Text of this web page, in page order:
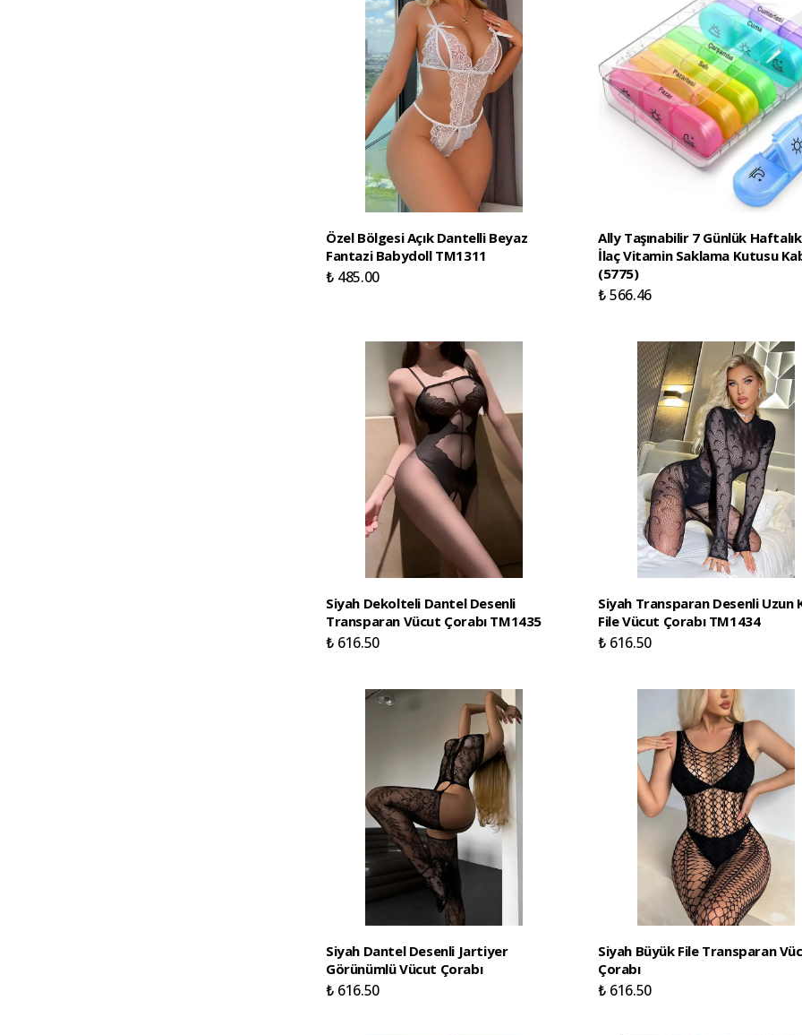
Özel Bölgesi Açık Dantelli Beyaz
Fantazi Babydoll TM1311
₺ 485.00
Ally Taşınabilir 7 Günlük
İlaç Vitamin Saklama Kutusu
(5775)
₺ 566.46
Siyah Dekolteli Dantel Desenli
Transparan Vücut Çorabı TM1435
₺ 616.50
Siyah Transparan Desenli Uzun
File Vücut Çorabı TM1434
₺ 616.50
Siyah Dantel Desenli Jartiyer
Görünümlü Vücut Çorabı
₺ 616.50
Siyah Büyük File Transparan
Çorabı
₺ 616.50